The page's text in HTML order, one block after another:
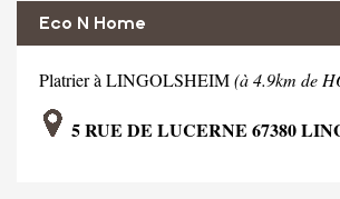
Eco N Home
Platrier à LINGOLSHEIM(à 4.9km de
5 RUE DE LUCERNE 67380